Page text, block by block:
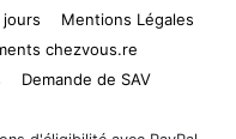
Mentions Légales
chezvous.re
Demande de SAV